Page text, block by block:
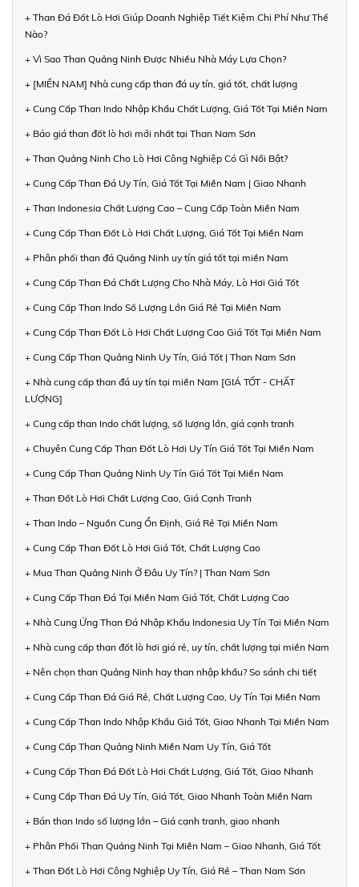
+ Than Đá Đốt Lò Hơi Giúp Doanh Nghiệp Tiết Kiệm Chi Phí Như Thế
Nào?
+ Vì Sao Than Quảng Ninh Được Nhiều Nhà Máy Lựa Chọn?
+ [MIỀN NAM] Nhà cung cấp than đá uy tín, giá tốt, chất lượng
+ Cung Cấp Than Indo Nhập Khẩu Chất Lượng, Giá Tốt Tại Miền Nam
+ Báo giá than đốt lò hơi mới nhất tại Than Nam Sơn
+ Than Quảng Ninh Cho Lò Hơi Công Nghiệp Có Gì Nổi Bật?
+ Cung Cấp Than Đá Uy Tín, Giá Tốt Tại Miền Nam | Giao Nhanh
+ Than Indonesia Chất Lượng Cao – Cung Cấp Toàn Miền Nam
+ Cung Cấp Than Đốt Lò Hơi Chất Lượng, Giá Tốt Tại Miền Nam
+ Phân phối than đá Quảng Ninh uy tín giá tốt tại miền Nam
+ Cung Cấp Than Đá Chất Lượng Cho Nhà Máy, Lò Hơi Giá Tốt
+ Cung Cấp Than Indo Số Lượng Lớn Giá Rẻ Tại Miền Nam
+ Cung Cấp Than Đốt Lò Hơi Chất Lượng Cao Giá Tốt Tại Miền Nam
+ Cung Cấp Than Quảng Ninh Uy Tín, Giá Tốt | Than Nam Sơn
+ Nhà cung cấp than đá uy tín tại miền Nam [GIÁ TỐT - CHẤT
LƯỢNG]
+ Cung cấp than Indo chất lượng, số lượng lớn, giá cạnh tranh
+ Chuyên Cung Cấp Than Đốt Lò Hơi Uy Tín Giá Tốt Tại Miền Nam
+ Cung Cấp Than Quảng Ninh Uy Tín Giá Tốt Tại Miền Nam
+ Than Đốt Lò Hơi Chất Lượng Cao, Giá Cạnh Tranh
+ Than Indo – Nguồn Cung Ổn Định, Giá Rẻ Tại Miền Nam
+ Cung Cấp Than Đốt Lò Hơi Giá Tốt, Chất Lượng Cao
+ Mua Than Quảng Ninh Ở Đâu Uy Tín? | Than Nam Sơn
+ Cung Cấp Than Đá Tại Miền Nam Giá Tốt, Chất Lượng Cao
+ Nhà Cung Ứng Than Đá Nhập Khẩu Indonesia Uy Tín Tại Miền Nam
+ Nhà cung cấp than đốt lò hơi giá rẻ, uy tín, chất lượng tại miền Nam
+ Nên chọn than Quảng Ninh hay than nhập khẩu? So sánh chi tiết
+ Cung Cấp Than Đá Giá Rẻ, Chất Lượng Cao, Uy Tín Tại Miền Nam
+ Cung Cấp Than Indo Nhập Khẩu Giá Tốt, Giao Nhanh Tại Miền Nam
+ Cung Cấp Than Quảng Ninh Miền Nam Uy Tín, Giá Tốt
+ Cung Cấp Than Đá Đốt Lò Hơi Chất Lượng, Giá Tốt, Giao Nhanh
+ Cung Cấp Than Đá Uy Tín, Giá Tốt, Giao Nhanh Toàn Miền Nam
+ Bán than Indo số lượng lớn – Giá cạnh tranh, giao nhanh
+ Phân Phối Than Quảng Ninh Tại Miền Nam – Giao Nhanh, Giá Tốt
+ Than Đốt Lò Hơi Công Nghiệp Uy Tín, Giá Rẻ – Than Nam Sơn